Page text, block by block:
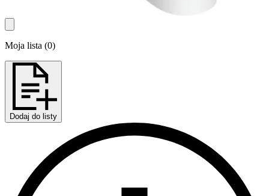
Moja lista (0)
Dodaj do listy